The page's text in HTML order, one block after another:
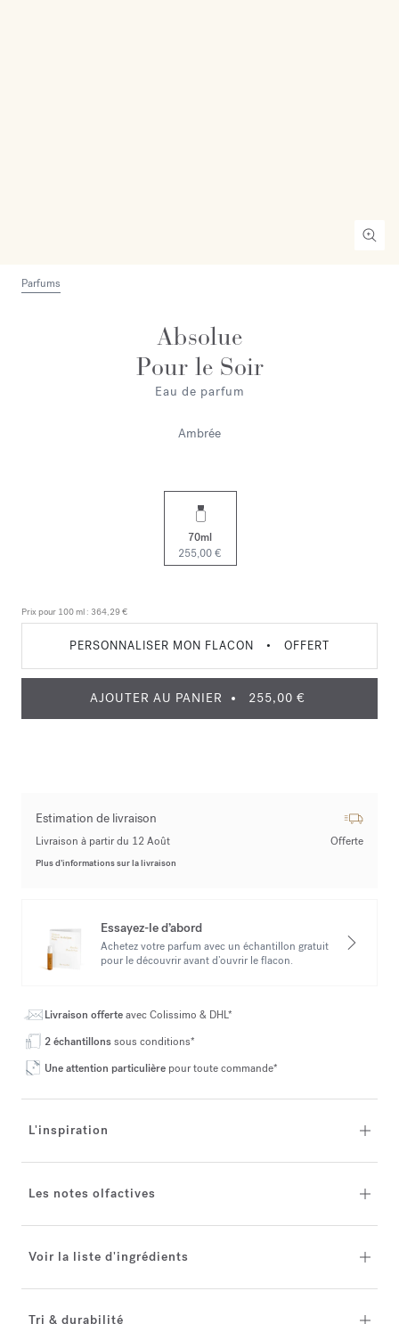
Parfums
Absolue
Pour le Soir
Eau de parfum
Ambrée
70ml
255,00 €
Prix pour 100 ml : 364,29 €
PERSONNALISER MON FLACON • OFFERT
AJOUTER AU PANIER 255,00 €
Estimation de livraison
Livraison à partir du 12 Août Offerte
Plus d’informations sur la livraison
Essayez-le d’abord
Achetez votre parfum avec un échantillon gratuit
pour le découvrir avant d’ouvrir le flacon.
Livraison offerteavec Colissimo & DHL*
2 échantillonssous conditions*
Une attention particulière pour toute commande*
L'inspiration
Les notes olfactives
Voir la liste d'ingrédients
Tri & durabilité